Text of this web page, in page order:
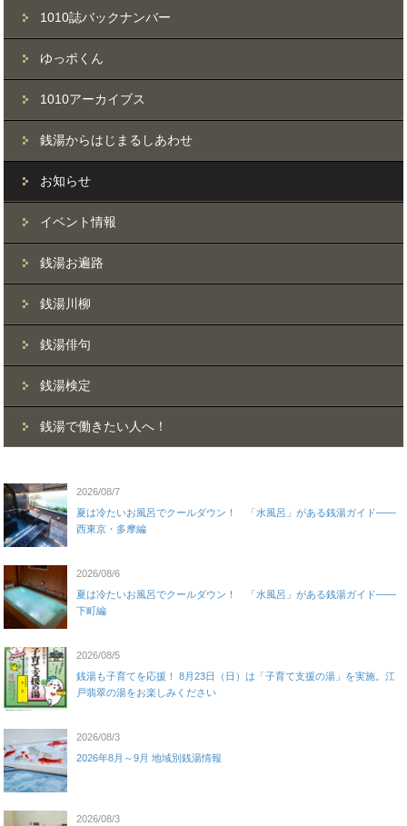
1010誌バックナンバー
ゆっポくん
1010アーカイブス
銭湯からはじまるしあわせ
お知らせ
イベント情報
銭湯お遍路
銭湯川柳
銭湯俳句
銭湯検定
銭湯で働きたい人へ！
2026/08/7
夏は冷たいお風呂でクールダウン！ 「水風呂」がある銭湯ガイド——
西東京・多摩編
2026/08/6
夏は冷たいお風呂でクールダウン！ 「水風呂」がある銭湯ガイド——
下町編
2026/08/5
銭湯も子育てを応援！ 8月23日（日）は「子育て支援の湯」を実施。江
戸翡翠の湯をお楽しみください
2026/08/3
2026年8月～9月 地域別銭湯情報
2026/08/3